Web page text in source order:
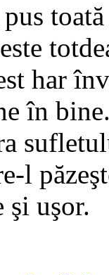
har
în
l
şi uşor.